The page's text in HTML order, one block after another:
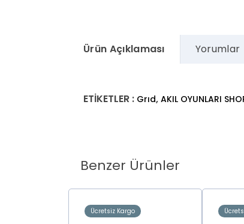
Ürün Açıklaması Yorumlar
ETİKETLER : Grıd, AKIL OYUNLARI
Benzer Ürünler
Ücretsiz Kargo